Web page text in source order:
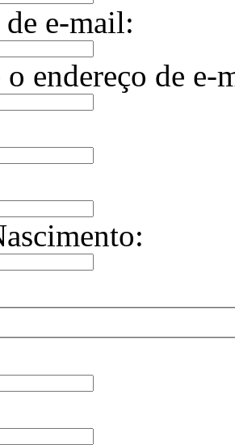
e-mail:
endereço de e-